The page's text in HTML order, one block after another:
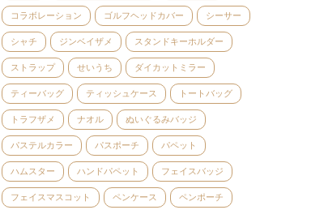
コラボレーション ゴルフヘッドカバー シーサー
シャチ ジンベイザメ スタンドキーホルダー
ストラップ せいうち ダイカットミラー
ティーバッグ ティッシュケース トートバッグ
トラフザメ ナオル ぬいぐるみバッジ
パステルカラー パスポーチ パペット
ハムスター ハンドパペット フェイスバッジ
フェイスマスコット ペンケース ペンポーチ